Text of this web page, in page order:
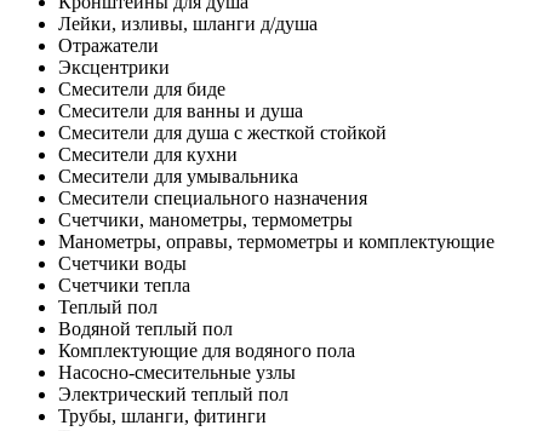
Лейки, изливы, шланги д/душа
Отражатели
Эксцентрики
Смесители для биде
Смесители для ванны и душа
Смесители для душа с жесткой стойкой
Смесители для кухни
Смесители для умывальника
Смесители специального назначения
Счетчики, манометры, термометры
Манометры, оправы, термометры и комплектующие
Счетчики воды
Счетчики тепла
Теплый пол
Водяной теплый пол
Комплектующие для водяного пола
Насосно-смесительные узлы
Электрический теплый пол
Трубы, шланги, фитинги